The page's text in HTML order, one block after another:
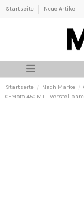
Startseite Neue Artikel
Startseite Nach Marke
CFMoto 450 MT -